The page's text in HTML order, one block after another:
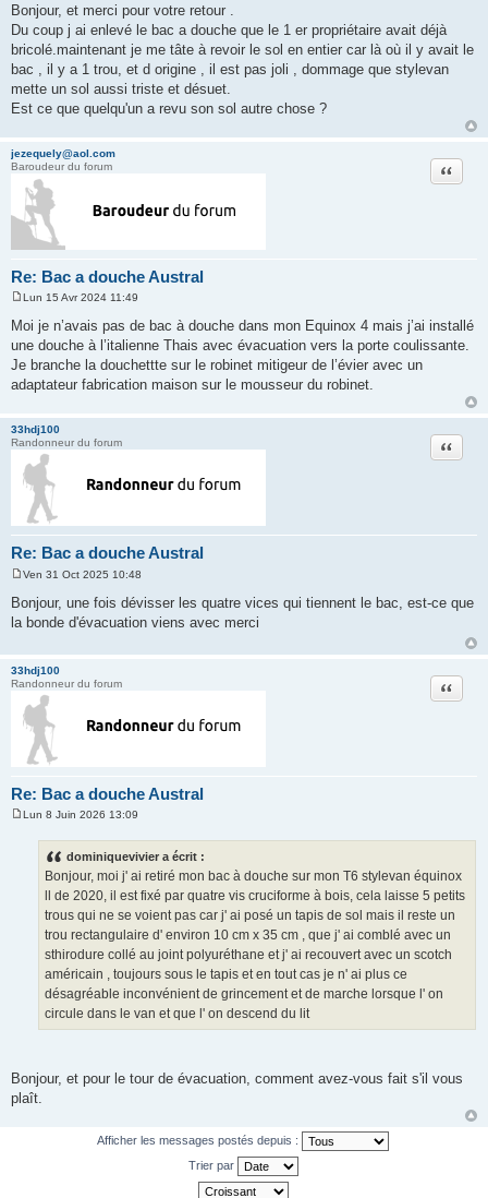
s
s
a
g
e
Bonjour, et merci pour votre retour .
Du coup j ai enlevé le bac a douche que le 1 er propriétaire avait déjà
bricolé.maintenant je me tâte à revoir le sol en entier car là où il y avait le
bac , il y a 1 trou, et d origine , il est pas joli , dommage que stylevan
mette un sol aussi triste et désuet.
Est ce que quelqu'un a revu son sol autre chose ?
jezequely@aol.com
Baroudeur du forum
Re: Bac a douche Austral
Citation
e
s
s
a
g
e
Lun 15 Avr 2024 11:49
Moi je n’avais pas de bac à douche dans mon Equinox 4 mais j’ai installé
une douche à l’italienne Thais avec évacuation vers la porte coulissante.
Je branche la douchettte sur le robinet mitigeur de l’évier avec un
adaptateur fabrication maison sur le mousseur du robinet.
33hdj100
Randonneur du forum
Re: Bac a douche Austral
Citation
s
Ven 31 Oct 2025 10:48
Bonjour, une fois dévisser les quatre vices qui tiennent le bac, est-ce que
la bonde d'évacuation viens avec merci
33hdj100
Randonneur du forum
Re: Bac a douche Austral
Citation
Lun 8 Juin 2026 13:09
dominiquevivier a écrit :
Bonjour, moi j' ai retiré mon bac à douche sur mon T6 stylevan équinox
ll de 2020, il est fixé par quatre vis cruciforme à bois, cela laisse 5 petits
trous qui ne se voient pas car j' ai posé un tapis de sol mais il reste un
trou rectangulaire d' environ 10 cm x 35 cm , que j' ai comblé avec un
sthirodure collé au joint polyuréthane et j' ai recouvert avec un scotch
américain , toujours sous le tapis et en tout cas je n' ai plus ce
désagréable inconvénient de grincement et de marche lorsque l' on
circule dans le van et que l' on descend du lit
Bonjour, et pour le tour de évacuation, comment avez-vous fait s'il vous
plaît.
Afficher les messages postés depuis :
Trier par